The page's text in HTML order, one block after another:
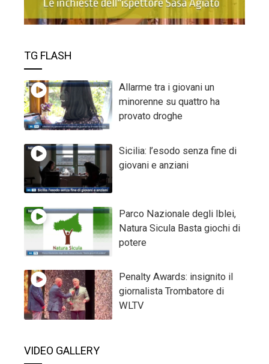
TG FLASH
Allarme tra i giovani un
minorenne su quattro ha
provato droghe
Sicilia: l’esodo senza fine di
giovani e anziani
Parco Nazionale degli Iblei,
Natura Sicula Basta giochi di
potere
Penalty Awards: insignito il
giornalista Trombatore di
WLTV
VIDEO GALLERY